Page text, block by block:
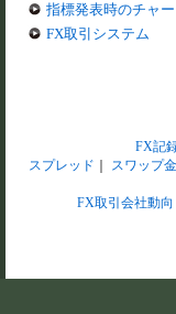
指標発表時のチャ
FX取引システム
FX記
スプレッド
スワップ
FX取引会社動向